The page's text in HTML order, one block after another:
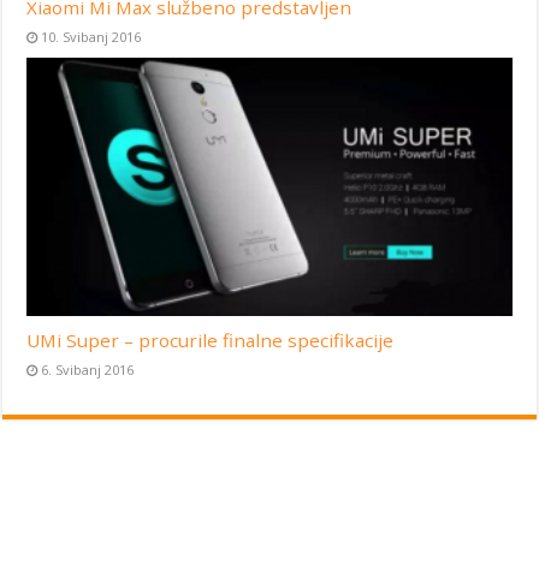
Xiaomi Mi Max službeno predstavljen
10. Svibanj 2016
UMi Super – procurile finalne specifikacije
6. Svibanj 2016